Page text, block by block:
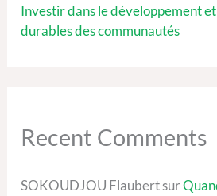
Investir dans le développement
durables des communautés
Recent Comments
SOKOUDJOU Flaubertsur